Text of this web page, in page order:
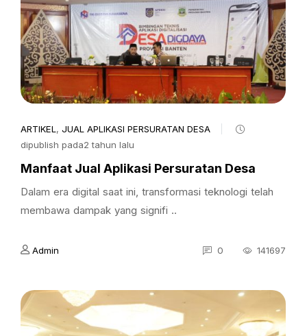
ARTIKEL , JUAL APLIKASI PERSURATAN DESA
dipublish pada2 tahun lalu
Manfaat Jual Aplikasi Persuratan Desa
Dalam era digital saat ini, transformasi teknologi telah
membawa dampak yang signifi ..
Admin 0 141697